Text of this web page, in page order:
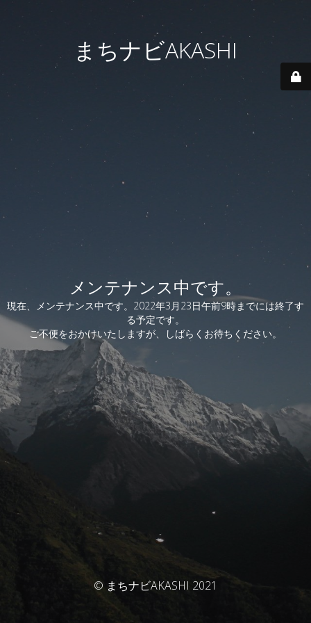
まちナビAKASHI
メンテナンス中です。
現在、メンテナンス中です。2022年3月23日午前9時までには終了す
る予定です。
ご不便をおかけいたしますが、しばらくお待ちください。
© まちナビAKASHI 2021